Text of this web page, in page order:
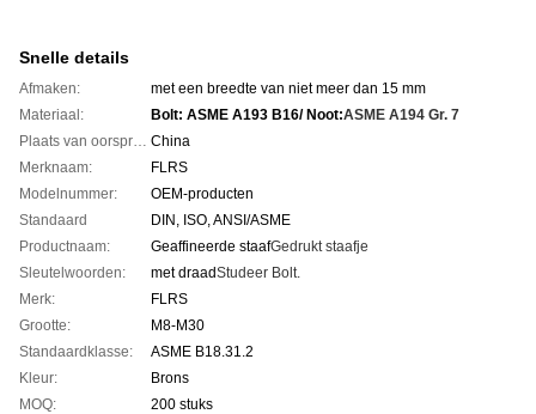
Snelle details
Afmaken:
met een breedte van niet meer dan 15 mm
Materiaal:
Bolt: ASME A193 B16/ Noot:ASME A194 Gr. 7
Plaats van oorsprong: China
Merknaam:
FLRS
Modelnummer:
OEM-producten
Standaard
DIN, ISO, ANSI/ASME
Productnaam:
Geaffineerde staafGedrukt staafje
Sleutelwoorden:
met draadStudeer Bolt.
Merk:
FLRS
Grootte:
M8-M30
Standaardklasse:
ASME B18.31.2
Kleur:
Brons
MOQ:
200 stuks